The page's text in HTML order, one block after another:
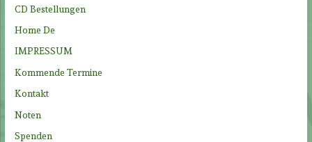
h
:
CD Bestellungen
Home De
IMPRESSUM
Kommende Termine
Kontakt
Noten
Spenden